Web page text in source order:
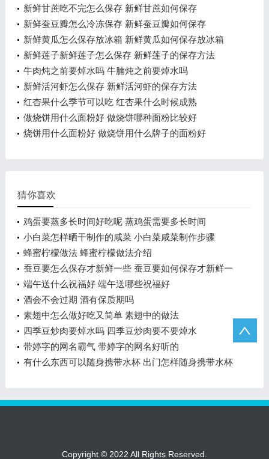
新鲜甘蔗吃不完怎么保存 新鲜甘蔗如何保存
新鲜蚕豆瓣怎么冷冻保存 新鲜蚕豆瓣如何保存
新鲜黄瓜怎么保存放冰箱 新鲜黄瓜如何保存放冰箱
新鲜莲子新鲜莲子怎么保存 新鲜莲子的保存方法
牛肉炖之前要焯水吗 牛腩炖之前要焯水吗
新鲜活河虾怎么保存 新鲜活河虾的保存方法
红杏果什么季节可以吃 红杏果什么时候成熟
做烧饼用什么面粉好 做烧饼哪种面粉比较好
烧饼用什么面粉好 做烧饼用什么牌子的面粉好
猜你喜欢
鸡蛋要蒸多长时间好吃呢 蒸鸡蛋需要多长时间
小白菜怎样晒干制作的咸菜 小白菜咸菜制作步骤
蜂蜜柠檬做法 蜂蜜柠檬做法介绍
蚕豆要怎么保存才新鲜一些 蚕豆要如何保存才新鲜一
些
端午送什么祝福好 端午送哪些祝福好
酒会不会过期 酒有保质期吗
素翅中怎么做好吃又简单 素翅中的做法
四季豆炒肉要焯水吗 四季豆炒肉要不要焯水
带婷字的网名霸气 带婷字的网名好听的
有什么东西可以随身携带水杯 出门怎样随身携带水杯
Copyright © 2022 All Rights Reserved.